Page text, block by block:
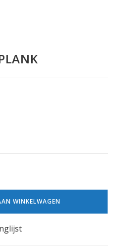
WINKELWAGEN